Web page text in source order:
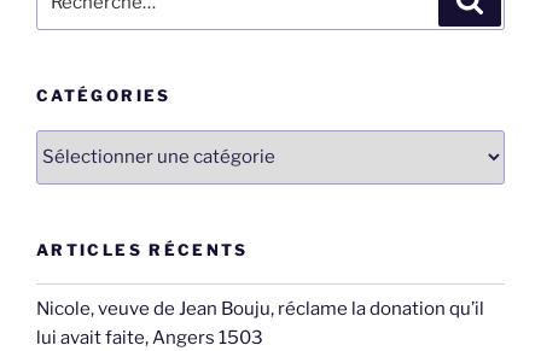
pour
CATÉGORIES
Catégories
ARTICLES RÉCENTS
Nicole, veuve de Jean Bouju, réclame la donation qu’il
lui avait faite, Angers 1503